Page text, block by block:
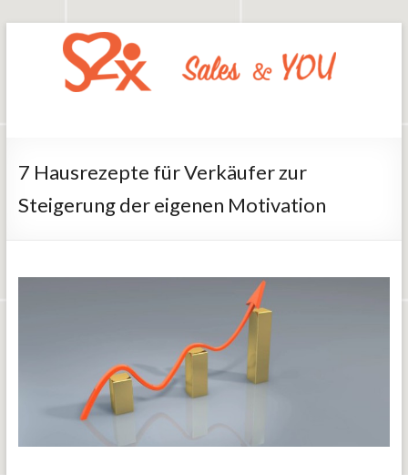
7 Hausrezepte für Verkäufer zur
Steigerung der eigenen Motivation